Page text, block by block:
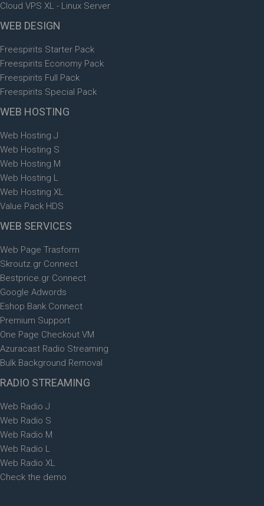
Cloud VPS XL - Linux Server
WEB DESIGN
Freespirits Starter Pack
Freespirits Economy Pack
Freespirits Full Pack
Freespirits Special Pack
WEB HOSTING
Web Hosting J
Web Hosting S
Web Hosting M
Web Hosting L
Web Hosting XL
Value Pack HDS
WEB SERVICES
Web Page Trasform
Skroutz.gr Connect
Bestprice.gr Connect
Google Adwords
Eshop Bank Connect
Premium Support
One Page Checkout VM
Azuracast Radio Streaming
Bulk Background Removal
RADIO STREAMING
Web Radio J
Web Radio S
Web Radio M
Web Radio L
Web Radio XL
Check the demo